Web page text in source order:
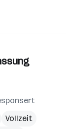
Vollzeit